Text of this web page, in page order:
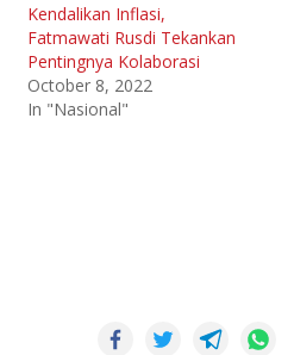
Kendalikan Inflasi,
Fatmawati Rusdi Tekankan
Pentingnya Kolaborasi
October 8, 2022
In "Nasional"